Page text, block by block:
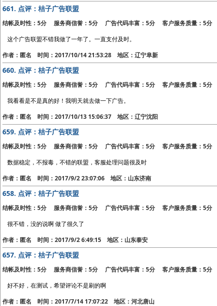
661. 点评：桔子广告联盟
结帐及时性：5分 服务商信誉：5分 广告代码丰富：5分 客户服务质量：5分
这个广告联盟不错我做了一年了。一直支付及时。
作者：匿名 时间：2017/10/14 21:53:28 地区：辽宁阜新
660. 点评：桔子广告联盟
结帐及时性：5分 服务商信誉：5分 广告代码丰富：5分 客户服务质量：5分
我看看是不是真的好！我明天就去做一下广告。
作者：匿名 时间：2017/10/13 15:06:37 地区：辽宁沈阳
659. 点评：桔子广告联盟
结帐及时性：5分 服务商信誉：5分 广告代码丰富：5分 客户服务质量：5分
数据稳定，不报毒，不错的联盟，客服处理问题很及时
作者：匿名 时间：2017/9/2 23:07:06 地区：山东济南
658. 点评：桔子广告联盟
结帐及时性：5分 服务商信誉：5分 广告代码丰富：5分 客户服务质量：5分
很不错，没的说啊 做了很久了
作者：匿名 时间：2017/9/2 6:49:15 地区：山东泰安
657. 点评：桔子广告联盟
结帐及时性：5分 服务商信誉：5分 广告代码丰富：5分 客户服务质量：5分
好不好，在测试，希望评论不是刷的啊
作者：匿名 时间：2017/7/14 17:07:22 地区：河北唐山